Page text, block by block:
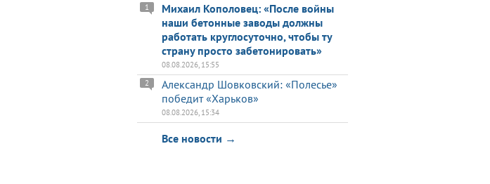
Михаил Кополовец: «После войны
наши бетонные заводы должны
работать круглосуточно, чтобы ту
страну просто забетонировать»
1
08.08.2026, 15:55
Александр Шовковский: «Полесье»
победит «Харьков»
2
08.08.2026, 15:34
Все новости →